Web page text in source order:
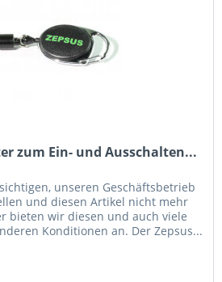
zum Ein- und Ausschalten...
unseren Geschäftsbetrieb
und diesen Artikel nicht mehr
bieten wir diesen und auch viele
Konditionen an. Der Zepsus...